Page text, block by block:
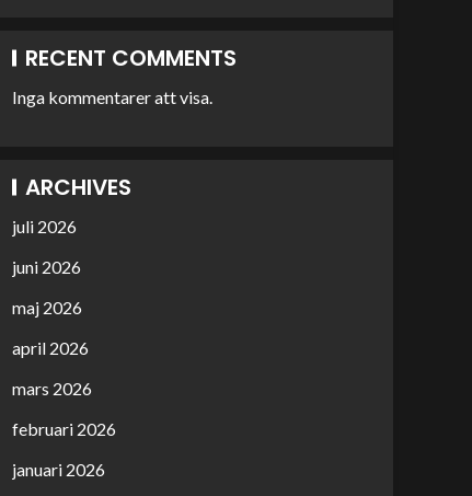
RECENT COMMENTS
Inga kommentarer att visa.
ARCHIVES
juli 2026
juni 2026
maj 2026
april 2026
mars 2026
februari 2026
januari 2026